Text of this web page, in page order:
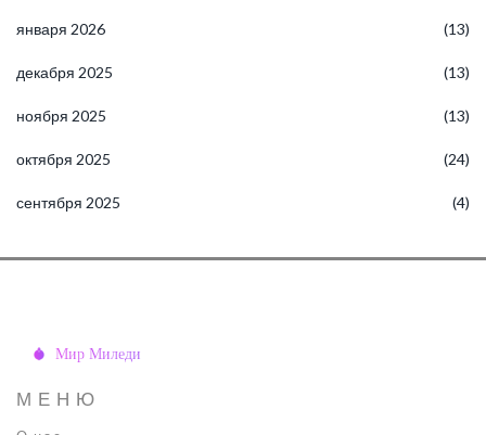
января 2026 (13)
декабря 2025 (13)
ноября 2025 (13)
октября 2025 (24)
сентября 2025 (4)
МЕНЮ